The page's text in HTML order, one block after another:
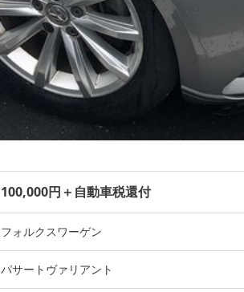
100,000円＋自動車税還付
フォルクスワーゲン
パサートヴァリアント